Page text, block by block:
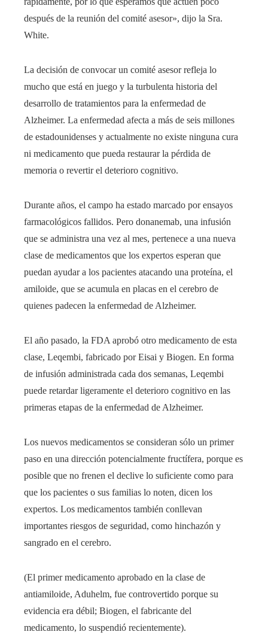
después de la reunión del comité asesor», dijo la Sra.
White.
La decisión de convocar un comité asesor refleja lo
mucho que está en juego y la turbulenta historia del
desarrollo de tratamientos para la enfermedad de
Alzheimer. La enfermedad afecta a más de seis millones
de estadounidenses y actualmente no existe ninguna cura
ni medicamento que pueda restaurar la pérdida de
memoria o revertir el deterioro cognitivo.
Durante años, el campo ha estado marcado por ensayos
farmacológicos fallidos. Pero donanemab, una infusión
que se administra una vez al mes, pertenece a una nueva
clase de medicamentos que los expertos esperan que
puedan ayudar a los pacientes atacando una proteína, el
amiloide, que se acumula en placas en el cerebro de
quienes padecen la enfermedad de Alzheimer.
El año pasado, la FDA aprobó otro medicamento de esta
clase, Leqembi, fabricado por Eisai y Biogen. En forma
de infusión administrada cada dos semanas, Leqembi
puede retardar ligeramente el deterioro cognitivo en las
primeras etapas de la enfermedad de Alzheimer.
Los nuevos medicamentos se consideran sólo un primer
paso en una dirección potencialmente fructífera, porque es
posible que no frenen el declive lo suficiente como para
que los pacientes o sus familias lo noten, dicen los
expertos. Los medicamentos también conllevan
importantes riesgos de seguridad, como hinchazón y
sangrado en el cerebro.
(El primer medicamento aprobado en la clase de
antiamiloide, Aduhelm, fue controvertido porque su
evidencia era débil; Biogen, el fabricante del
medicamento, lo suspendió recientemente).